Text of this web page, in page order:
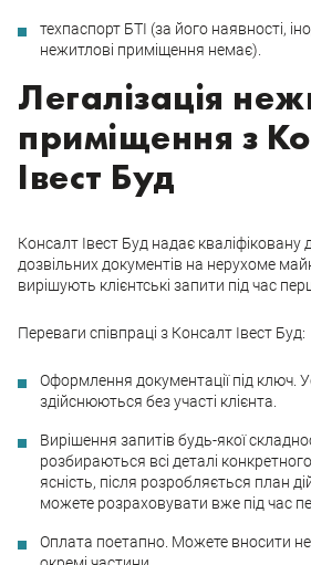
техпаспорт БТІ (за його наявності,
нежитлові приміщення немає).
Легалізація
приміщення з
Івест Буд
Консалт Івест Буд надає
дозвільних документів на нерухоме
вирішують клієнтські запити під час
Переваги співпраці з Консалт Івест Буд:
Оформлення документації під ключ.
здійснюються без участі клієнта.
Вирішення запитів будь-якої
розбираються всі деталі
ясність, після розробляється план
можете розраховувати вже під час
Оплата поетапно. Можете вносити не